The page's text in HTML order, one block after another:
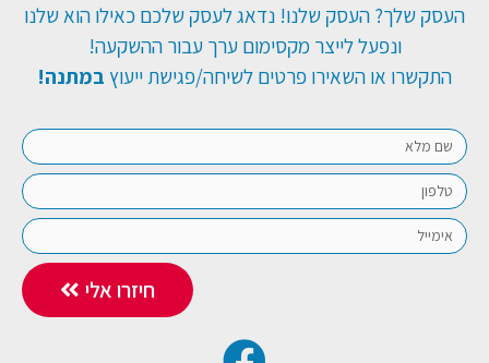
העסק שלך? העסק שלנו! נדאג לעסק שלכם כאילו הוא שלנו
ונפעל לייצר מקסימום ערך עבור ההשקעה!
התקשרו או השאירו פרטים לשיחה/פגישת ייעוץ במתנה!
חיזרו אלי